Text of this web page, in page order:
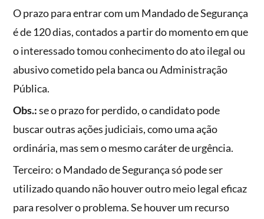
O prazo para entrar com um Mandado de Segurança
é de 120 dias, contados a partir do momento em que
o interessado tomou conhecimento do ato ilegal ou
abusivo cometido pela banca ou Administração
Pública.
Obs.:se o prazo for perdido, o candidato pode
buscar outras ações judiciais, como uma ação
ordinária, mas sem o mesmo caráter de urgência.
Terceiro: o Mandado de Segurança só pode ser
utilizado quando não houver outro meio legal eficaz
para resolver o problema. Se houver um recurso